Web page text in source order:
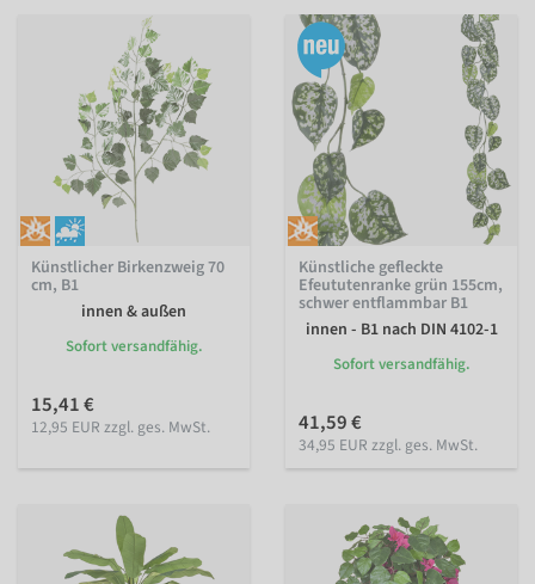
Künstlicher Birkenzweig 70
cm, B1
innen & außen
Sofort versandfähig.
15,41 €
12,95 EUR zzgl. ges. MwSt.
Künstliche gefleckte
Efeututenranke grün 155cm,
schwer entflammbar B1
innen - B1 nach DIN 4102-1
Sofort versandfähig.
41,59 €
34,95 EUR zzgl. ges. MwSt.